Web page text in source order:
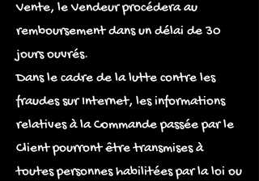
Vente, le Vendeur procédera au
remboursement dans un délai de 30
jours ouvrés.
Dans le cadre de la lutte contre les
fraudes sur Internet, les informations
relatives à la Commande passée par le
Client pourront être transmises à
toutes personnes habilitées par la loi ou